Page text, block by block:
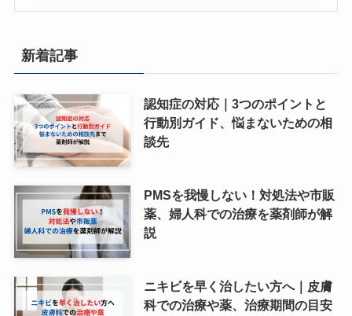
新着記事
認知症の対応｜3つのポイントと
行動別ガイド、悩まないための相
談先
PMSを我慢しない！対処法や市販
薬、婦人科での治療を薬剤師が解
説
ニキビを早く治したい方へ｜皮膚
科での治療や薬、治療期間の目安